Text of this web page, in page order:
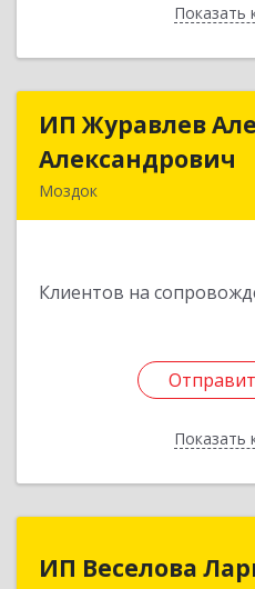
Показать
ИП Журавлев
Александрович
Моздок
Клиентов на
Показать
ИП
ИП Веселова